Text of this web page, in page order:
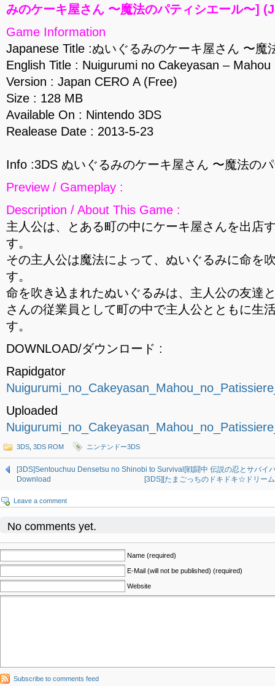
みのケーキ屋さん 〜魔法のパティシエール〜]
Game Information
Japanese Title :ぬいぐるみのケーキ屋さん 〜魔
English Title : Nuigurumi no Cakeyasan –
Version : Japan CERO A (Free)
Size : 128 MB
Available On : Nintendo 3DS
Realease Date : 2013-5-23
Info :3DS ぬいぐるみのケーキ屋さん 〜魔法の
Preview / Gameplay :
Description / About This Game :
主人公は、とある町の中にケーキ屋さんを出店
す。
その主人公は魔法によって、ぬいぐるみに命を
す。
命を吹き込まれたぬいぐるみは、主人公の友達
さんの従業員として町の中で主人公とともに生
す。
DOWNLOAD/ダウンロード :
Rapidgator
Uploaded
3DS 3DS ROM ニンテンドー3DS
[3DS]Sentouchuu Densetsu no Shinobi to Survival[戦闘中 伝説の忍とサバイ
Download
[3DS][たまごっちのドキドキ☆ドリー
Leave a comment
No comments yet.
Name (required)
E-Mail (will not be published) (required)
Website
Subscribe to comments feed